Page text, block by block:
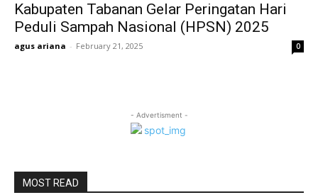
Kabupaten Tabanan Gelar Peringatan Hari
Peduli Sampah Nasional (HPSN) 2025
agus ariana - February 21, 2025 0
- Advertisment -
MOST READ